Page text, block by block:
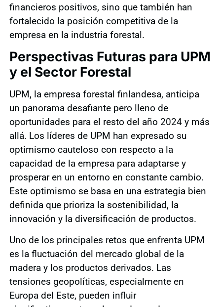
financieros positivos, sino que también han
fortalecido la posición competitiva de la
empresa en la industria forestal.
Perspectivas Futuras para UPM
y el Sector Forestal
UPM, la empresa forestal finlandesa, anticipa
un panorama desafiante pero lleno de
oportunidades para el resto del año 2024 y más
allá. Los líderes de UPM han expresado su
optimismo cauteloso con respecto a la
capacidad de la empresa para adaptarse y
prosperar en un entorno en constante cambio.
Este optimismo se basa en una estrategia bien
definida que prioriza la sostenibilidad, la
innovación y la diversificación de productos.
Uno de los principales retos que enfrenta UPM
es la fluctuación del mercado global de la
madera y los productos derivados. Las
tensiones geopolíticas, especialmente en
Europa del Este, pueden influir